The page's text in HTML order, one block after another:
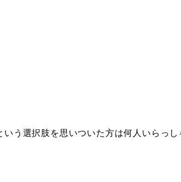
う選択肢を思いついた方は何人いらっ